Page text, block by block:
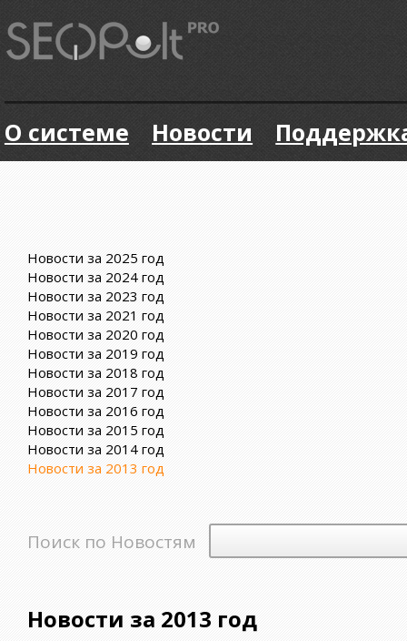
О системе Новости
Новости за 2025 год
Новости за 2024 год
Новости за 2023 год
Новости за 2021 год
Новости за 2020 год
Новости за 2019 год
Новости за 2018 год
Новости за 2017 год
Новости за 2016 год
Новости за 2015 год
Новости за 2014 год
Новости за 2013 год
Поиск по Новостям
Новости за 2013 год